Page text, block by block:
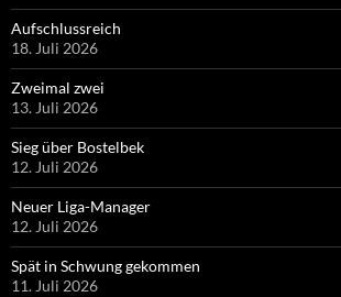
Aufschlussreich
18. Juli 2026
Zweimal zwei
13. Juli 2026
Sieg über Bostelbek
12. Juli 2026
Neuer Liga-Manager
12. Juli 2026
Spät in Schwung gekommen
11. Juli 2026